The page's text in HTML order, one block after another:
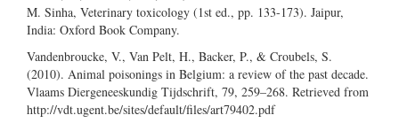
M. Sinha, Veterinary toxicology (1st ed., pp. 133-173). Jaipur,
India: Oxford Book Company.
Vandenbroucke, V., Van Pelt, H., Backer, P., & Croubels, S.
(2010). Animal poisonings in Belgium: a review of the past decade.
Vlaams Diergeneeskundig Tijdschrift, 79, 259–268. Retrieved from
http://vdt.ugent.be/sites/default/files/art79402.pdf